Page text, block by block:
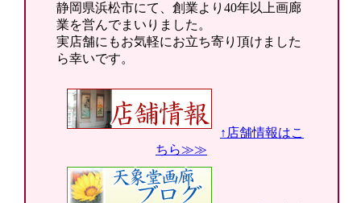
静岡県浜松市にて、創業より40年以上画廊
業を営んでまいりました。
実店舗にもお気軽にお立ち寄り頂けました
ら幸いです。
↑店舗情報はこ
ちら≫≫